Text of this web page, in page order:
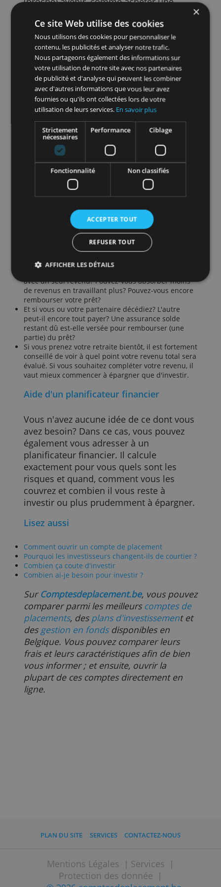
judicieux d'épargner ce montant que de
l'investir directement en bourse. Par
exemple, économisez 10 ou 20 pour cent
de votre revenu jusqu'à ce que vous
obteniez une réserve.
Vos projets
Si vous avez de grands projets pour le
(proche) avenir, comme acheter une
maison ou faire un tour du monde, il est
judicieux de mettre de l'argent de côté
pour cela maintenant.
L'épargne peut être un bon moyen de
vous assurer d'avoir cet argent à l'avenir.
Si vous prévoyez plus loin dans l'avenir,
par exemple dans un délai de dix ans ou
plus, vous pouvez envisager d'investir
selon votre profil de risque. Même dans
ce cas, vous devez vous assurer d'une
réserve est en cas d'imprévu.
Les principaux risques
Y a-t-il encore des situations pour
lesquelles vous pourriez avoir besoin
d'argent à l'avenir? Ou tous vos risques
sont-ils couverts par une assurance? En
voici quelques-uns à surveiller:
Que se passe-t-il si vous ou votre partenaire
devenez invalide ou au chômage? Pouvez-vous
avec un seul revenu? Pouvez-vous absorber moins
de revenus en travaillant plus? Pouvez-vous encore
rembourser votre prêt?
Et si vous ou votre partenaire décédiez? L'autre
peut-il encore tout payer? Une assurance solde
restant dû est-elle versée pour rembourser (une
partie) du prêt?
conseillé de voir à quel point votre revenu total
vaut mieux commencer à épargner que d'investir.
Aide d'un planificateur financier
Vous n'avez aucune idée de ce dont vous
avez besoin? Dans ce cas, vous pouvez
également vous adresser à un
planificateur financier. Il calcule
exactement pour vous quels sont les
risques et quand, comment vous les
couvrez et combien il vous reste à
investir ou plus prudemment à épargner.
desgestion en fonds disponibles en
frais et leurs caractéristiques afin de bien
vous informer ; et ensuite, ouvrir la
Ce site Web utilise des cookies
Nous utilisons des cookies pour personnaliser le
contenu, les publicités et analyser notre trafic.
Nous partageons également des informations sur
votre utilisation de notre site avec nos partenaires
de publicité et d'analyse qui peuvent les combiner
avec d'autres informations que vous leur avez
fournies ou qu'ils ont collectées lors de votre
utilisation de leurs services.En savoir plus
Strictement Performance
Fonctionnalité Non classifiés
ACCEPTER TOUT
REFUSER TOUT
AFFICHER LES DÉTAILS